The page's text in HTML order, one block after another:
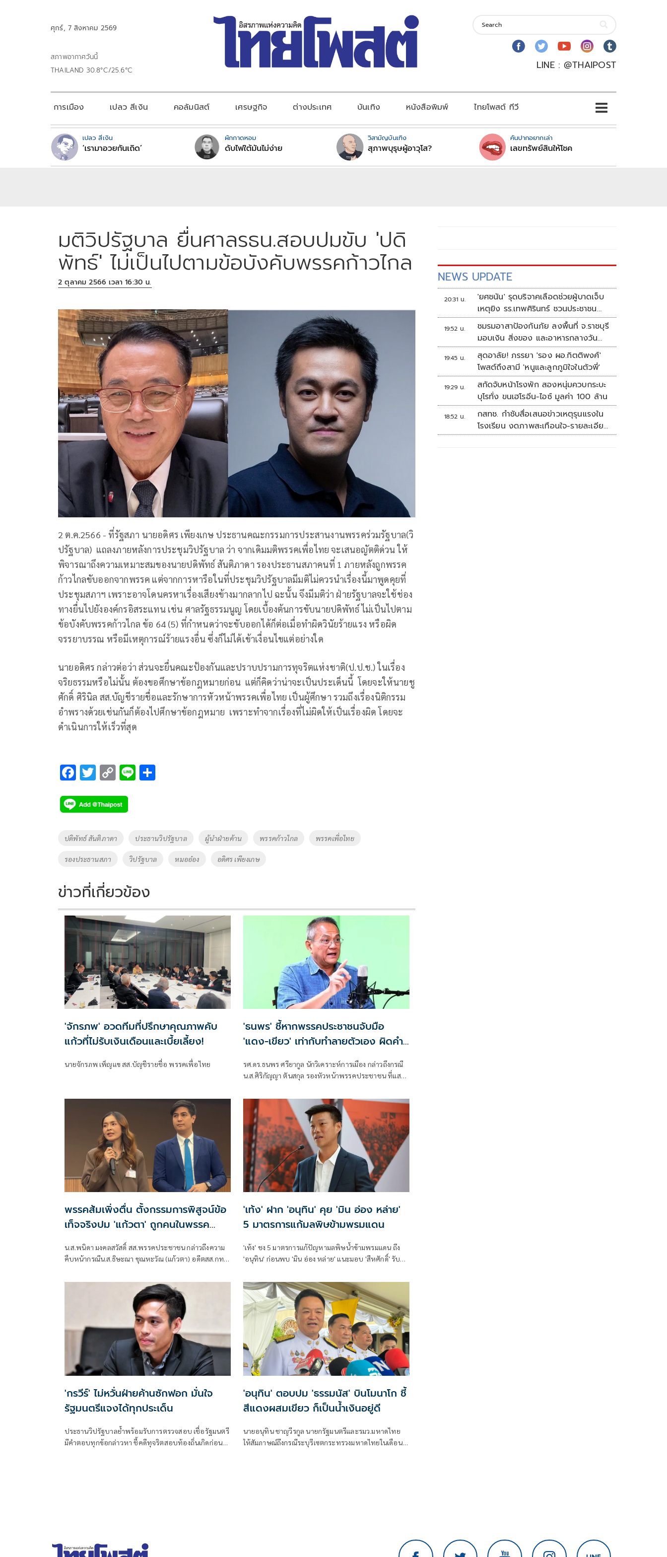
ศุกร์, 7 สิงหาคม 2569
สภาพอากาศวันนี้
THAILAND 30.8°C/25.6°C
LINE : @THAIPOST
การเมือง เปลว สีเงิน คอลัมนิสต์ เศรษฐกิจ ต่างประเทศ บันเทิง หนังสือพิมพ์ ไทยโพสต์ ทีวี
เปลว สีเงิน
‘เรามาอวยกันเถิด’
ผักกาดหอม
ดับไฟใต้มันไม่ง่าย
วิสามัญบันเทิง
สุภาพบุรุษผู้อาวุโส?
คันปากอยากเล่า
เลขทรัพย์สินให้โชค
มติวิปรัฐบาล ยื่นศาลรธน.สอบปมขับ 'ปดิ
พัทธ์' ไม่เป็นไปตามข้อบังคับพรรคก้าวไกล
2 ตุลาคม 2566 เวลา 16:30 น.
2 ต.ค.2566 - ที่รัฐสภา นายอดิศร เพียงเกษ ประธานคณะกรรมการประสานงานพรรคร่วมรัฐบาล(วิ
ปรัฐบาล) แถลงภายหลังการประชุมวิปรัฐบาล ว่า จากเดิมมติพรรคเพื่อไทย จะเสนอญัตติด่วน ให้
พิจารณาถึงความเหมาะสมของนายปดิพัทธ์ สันติภาดา รองประธานสภาคนที่ 1 ภายหลังถูกพรรค
ก้าวไกลขับออกจากพรรค แต่จากการหารือในที่ประชุมวิปรัฐบาลมีมติไม่ควรนำเรื่องนี้มาพูดคุยที่
ประชุมสภาฯ เพราะอาจโดนครหาเรื่องเสียงข้างมากลากไป ฉะนั้น จึงมีมติว่า ฝ่ายรัฐบาลจะใช้ช่อง
ทางยื่นไปยังองค์กรอิสระแทน เช่น ศาลรัฐธรรมนูญ โดยเบื้องต้นการขับนายปดิพัทธ์ ไม่เป็นไปตาม
ข้อบังคับพรรคก้าวไกล ข้อ 64 (5) ที่กำหนดว่าจะขับออกได้ก็ต่อเมื่อทำผิดวินัยร้ายแรง หรือผิด
จรรยาบรรณ หรือมีเหตุการณ์ร้ายแรงอื่น ซึ่งก็ไม่ได้เข้าเงื่อนไขแต่อย่างใด
นายอดิศร กล่าวต่อว่า ส่วนจะยื่นคณะป้องกันและปราบปรามการทุจริตแห่งชาติ(ป.ป.ช.) ในเรื่อง
จริยธรรมหรือไม่นั้น ต้องขอศึกษาข้อกฎหมายก่อน แต่ก็คิดว่าน่าจะเป็นประเด็นนี้ โดยจะให้นายชู
ศักดิ์ ศิรินิล สส.บัญชีรายชื่อและรักษาการหัวหน้าพรรคเพื่อไทย เป็นผู้ศึกษา รวมถึงเรื่องนิติกรรม
อำพรางด้วยเช่นกันก็ต้องไปศึกษาข้อกฎหมาย เพราะทำจากเรื่องที่ไม่ผิดให้เป็นเรื่องผิด โดยจะ
ดำเนินการให้เร็วที่สุด
F
e
b
o
o
k
T
tt
er
C
p
y
Li
Li
Tags
ปดิพัทธ์ สันติภาดา ประธานวิปรัฐบาล ผู้นำฝ่ายค้าน พรรคก้าวไกล พรรคเพื่อไทย
รองประธานสภา วิปรัฐบาล หมออ๋อง อดิศร เพียงเกษ
ข่าวที่เกี่ยวข้อง
'จักรภพ' อวดทีมที่ปรึกษาคุณภาพคับ
แก้วที่ไม่รับเงินเดือนและเบี้ยเลี้ยง!
นายจักรภพ เพ็ญแข สส.บัญชีรายชื่อ พรรคเพื่อไทย
'ธนพร' ชี้หากพรรคประชาชนจับมือ
'แดง-เขียว' เท่ากับทำลายตัวเอง ผิดคำ
รศ.ดร.ธนพร ศรียากูล นักวิเคราะห์การเมือง กล่าวถึงกรณี
น.ส.ศิริกัญญา ตันสกุล รองหัวหน้าพรรคประชาชน ที่แสดง
ไทยกับพรรคภูมิใจไทย ก็จำเป็นต้องพูดคุยกับพรรค
ประชาชนด้วยว่า
พรรคส้มเพิ่งตื่น ตั้งกรรมการพิสูจน์ข้อ
เท็จจริงปม 'แก้วตา' ถูกคนในพรรค
คุกคามทางเพศ
น.ส.พนิดา มงคลสวัสดิ์ สส.พรรคประชาชน กล่าวถึงความ
คืบหน้ากรณีน.ส.ธิษะณา ชุณหะวัณ (แก้วตา) อดีตสส.กทม.
กรรมการโดยไม่มีผู้ที่มีส่วนเกี่ยวข้องกับสภาชุดที่ผ่านมาขึ้น
มา เพื่อเปิดพื้นที่ให้ผู้เสียหายรู้สึกสบายใจที่สุด วางใจที่สุด
'เท้ง' ฝาก 'อนุทิน' คุย 'มิน อ่อง หล่าย'
5 มาตรการแก้มลพิษข้ามพรมแดน
'เท้ง' ชง 5 มาตรการแก้ปัญหามลพิษน้ำข้ามพรมแดน ถึง
'อนุทิน' ก่อนพบ 'มิน อ่อง หล่าย' แนะมอบ 'สีหศักดิ์' รับผิด
'กรวีร์' ไม่หวั่นฝ่ายค้านซักฟอก มั่นใจ
รัฐมนตรีแจงได้ทุกประเด็น
ประธานวิปรัฐบาลย้ำพร้อมรับการตรวจสอบ เชื่อรัฐมนตรี
มีคำตอบทุกข้อกล่าวหา ชี้คดีทุจริตสอบท้องถิ่นเกิดก่อน
'อนุทิน' ตอบปม 'ธรรมนัส' บินโมนาโก ชี้
สีแดงผสมเขียว ก็เป็นน้ำเงินอยู่ดี
นายอนุทิน ชาญวีรกูล นายกรัฐมนตรีและรมว.มหาดไทย
ให้สัมภาษณ์ถึงกรณีระบุรีเซตกระทรวงมหาดไทยในเดือน
NEWS UPDATE
20:31 น.
'ยศชนัน' รุดบริจาคเลือดช่วยผู้บาดเจ็บ
เหตุยิง รร.เทพศิรินทร์ ชวนประชาชน
ร่วมบริจาค
19:52 น.
ชมรมอาสาป้องกันภัย ลงพื้นที่ จ.ราชบุรี
มอบเงิน สิ่งของ และอาหารกลางวัน
แก่โรงเรียนบ้านหนองน้ำใส
19:45 น.
สุดอาลัย! ภรรยา 'รอง ผอ.กิตติพงศ์'
โพสต์ถึงสามี 'หนูและลูกภูมิใจในตัวพี่'
19:29 น.
สกัดจับหน้าโรงพัก สองหนุ่มควบกระบะ
บุโรทั่ง ขนเฮโรอีน-ไอซ์ มูลค่า 100 ล้าน
18:52 น.
กสทช. กำชับสื่อเสนอข่าวเหตุรุนแรงใน
โรงเรียน งดภาพสะเทือนใจ-รายละเอียด
เสี่ยงเลียนแบบ